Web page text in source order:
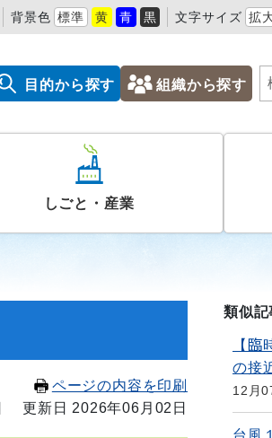
背景色 標準 黄 青 黒 文字サイズ 拡
目的から探す 組織から探す
しごと・産業
ページの内容を印刷
更新日 2026年06月02日
類似記
【
の接
12月
台風